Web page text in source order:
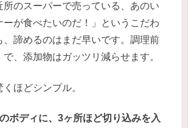
所のスーパーで売っている、あのい
ーが食べたいのだ！」というこだわ
、諦めるのはまだ早いです。調理前
、添加物はガッツリ減らせます。
ほどシンプル。
ボディに、3ヶ所ほど切り込みを入